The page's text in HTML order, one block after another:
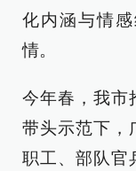
化内涵与情
情。
今年春，我市
带头示范下，
职工、部队官